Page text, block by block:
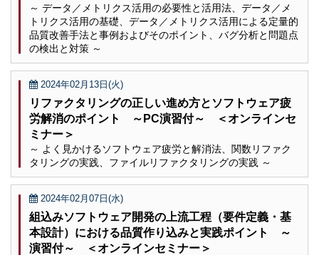
～ データ／メトリクス活用の必要性と活用法、データ／メ
トリクス活用の基礎、データ／メトリクス活用による定量的
品質改善手法と事例およびそのポイント、バグ分析と問題点
の検出と対策 ～
2024年02月13日(火)
リファクタリングの正しい進め方とソフトウェア疲
労解消のポイント ～PC演習付～ ＜オンラインセ
ミナー＞
～ よく見かけるソフトウェア疲労と解消法、関数リファク
タリングの実践、ファイルリファクタリングの実践 ～
2024年02月07日(水)
組込みソフトウェア開発の上流工程（要件定義・基
本設計）における品質作り込みと実践ポイント ～
演習付～ ＜オンラインセミナー＞